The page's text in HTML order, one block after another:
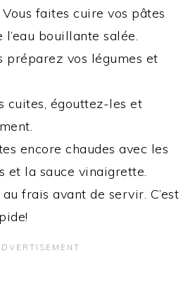
faites cuire vos pâtes
l’eau bouillante salée.
préparez vos légumes et
cuites, égouttez-les et
encore chaudes avec les
et la sauce vinaigrette.
frais avant de servir. C’est